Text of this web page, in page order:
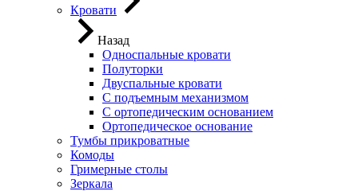
Кровати
Назад
Односпальные кровати
Полуторки
Двуспальные кровати
С подъемным механизмом
С ортопедическим основанием
Ортопедическое основание
Тумбы прикроватные
Комоды
Гримерные столы
Зеркала